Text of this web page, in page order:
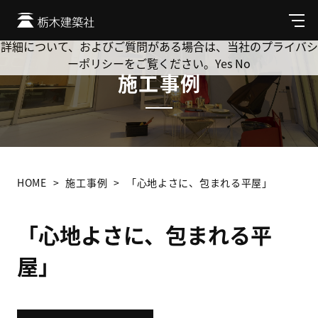
メ
ニ
ュ
施工事例
HOME 施工事例 「心地よさに、包まれる平屋」
「心地よさに、包まれる平
屋」
Cookie を使用して、お客様の活動を追跡してもよろしいです
か? 当社ではお客様のプライバシーを極めて重視しています。
詳細について、およびご質問がある場合は、当社のプライバシ
ーポリシーをご覧ください。 Yes No